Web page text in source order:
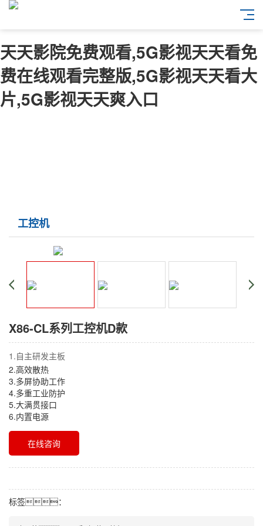
天天影院免费观看,5G影视天天看免
费在线观看完整版,5G影视天天看大
片,5G影视天天爽入口
工控机
X86-CL系列工控机D款
1.自主研发主板
2.高效散热
3.多屏协助工作
4.多重工业防护
5.大满贯接口
6.内置电源
在线咨询
标签：